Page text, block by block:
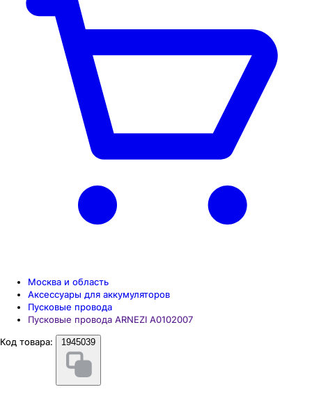
Москва и область
Аксессуары для аккумуляторов
Пусковые провода
Пусковые провода ARNEZI А0102007
Код товара:
1945039